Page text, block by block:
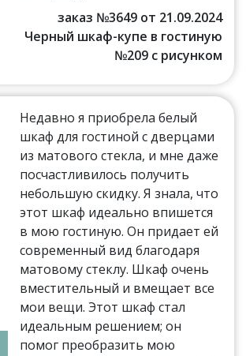
заказ №3649 от 21.09.2024
Черный шкаф-купе в гостиную
№209 с рисунком
Недавно я приобрела белый
шкаф для гостиной с дверцами
из матового стекла, и мне даже
посчастливилось получить
небольшую скидку. Я знала, что
этот шкаф идеально впишется
в мою гостиную. Он придает ей
современный вид благодаря
матовому стеклу. Шкаф очень
вместительный и вмещает все
мои вещи. Этот шкаф стал
идеальным решением; он
помог преобразить мою